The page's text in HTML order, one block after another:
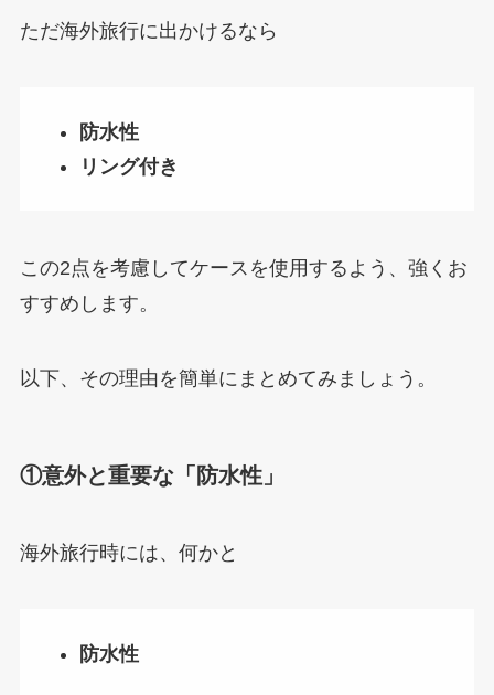
ただ海外旅行に出かけるなら
防水性
リング付き
この2点を考慮してケースを使用するよう、強くお
すすめします。
以下、その理由を簡単にまとめてみましょう。
①意外と重要な「防水性」
海外旅行時には、何かと
防水性